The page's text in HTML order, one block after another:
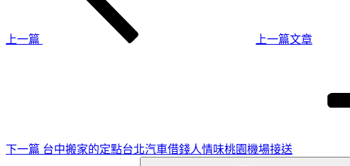
上一篇
上一篇文章
下一篇 台中搬家的定點台北汽車借錢人情味桃園機場接送